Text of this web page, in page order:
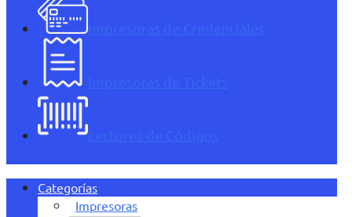
Impresoras de Credenciales
Impresoras de Tickets
Lectores de Códigos
Categorías
Impresoras